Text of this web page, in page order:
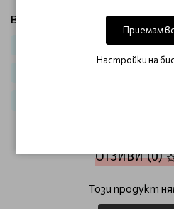
Виж продукти от категория:
UV защита
ОТЗИВИ (0)
Този продукт
Приемам
Настройки на